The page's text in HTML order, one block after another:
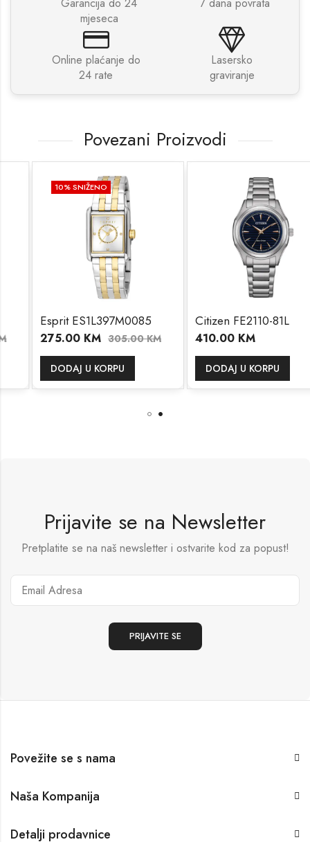
mjeseca
Online plaćanje do
24 rate
Lasersko
graviranje
Povezani Proizvodi
% SNIŽENO
Esprit ES1L397M0085
275.00KM 305.00KM
DODAJ U KORPU
Citizen FE2110-81L
410.00KM
DODAJ U KORPU
Prijavite se na Newsletter
Pretplatite se na naš newsletter i ostvarite kod za popust!
Povežite se s nama
Naša Kompanija
Detalji prodavnice